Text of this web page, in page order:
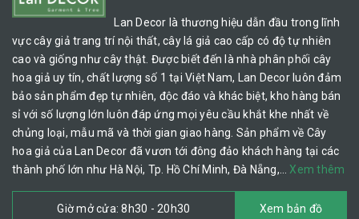
Lan Decor là thương hiệu dẫn đầu trong lĩnh
vực cây giả trang trí nội thất, cây lá giả cao cấp có độ tự nhiên
cao và giống như cây thật. Được biết đến là nhà phân phối cây
hoa giả uy tín, chất lượng số 1 tại Việt Nam, Lan Decor luôn đảm
bảo sản phẩm đẹp tự nhiên, độc đáo và khác biệt, kho hàng bán
sỉ với số lượng lớn luôn đáp ứng mọi yêu cầu khắt khe nhất về
chủng loại, mẫu mã và thời gian giao hàng. Sản phẩm về Cây
hoa giả của Lan Decor đã vươn tới đông đảo khách hàng tại các
thành phố lớn như Hà Nội, Tp. Hồ Chí Minh, Đà Nẵng,… Xem thêm
Giờ mở cửa: 8h30 - 20h30 Xem bản đồ